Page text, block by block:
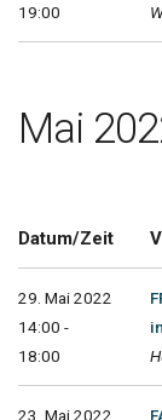
19:00
Mai
Datum/Zeit
29. Mai 2022
14:00 -
18:00
23. Mai 2022